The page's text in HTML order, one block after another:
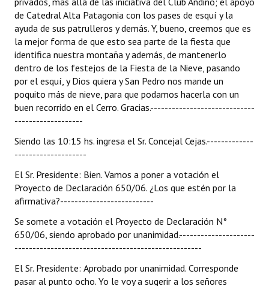
de Catedral Alta Patagonia con los pases de esquí y la
ayuda de sus patrulleros y demás. Y, bueno, creemos que es
la mejor forma de que esto sea parte de la fiesta que
identifica nuestra montaña y además, de mantenerlo
dentro de los festejos de la Fiesta de la Nieve, pasando
por el esquí, y Dios quiera y San Pedro nos mande un
poquito más de nieve, para que podamos hacerla con un
buen recorrido en el Cerro. Gracias.-----------------------------
-------------------
Siendo las 10:15 hs. ingresa el Sr. Concejal Cejas.-------------
--------------------
El Sr. Presidente: Bien. Vamos a poner a votación el
Proyecto de Declaración 650/06. ¿Los que estén por la
afirmativa?--------------------------
Se somete a votación el Proyecto de Declaración N°
650/06, siendo aprobado por unanimidad.---------------------
----------------------------------------------------
El Sr. Presidente: Aprobado por unanimidad. Corresponde
pasar al punto ocho. Yo le voy a sugerir a los señores